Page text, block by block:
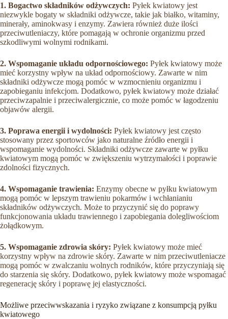
1. Bogactwo składników odżywczych: Pyłek kwiatowy jest
niezwykle bogaty w składniki odżywcze, takie jak białko, witaminy,
minerały, aminokwasy i enzymy. Zawiera również duże ilości
przeciwutleniaczy, które pomagają w ochronie organizmu przed
szkodliwymi wolnymi rodnikami.
2. Wspomaganie układu odpornościowego: Pyłek kwiatowy może
mieć korzystny wpływ na układ odpornościowy. Zawarte w nim
składniki odżywcze mogą pomóc w wzmocnieniu organizmu i
zapobieganiu infekcjom. Dodatkowo, pyłek kwiatowy może działać
przeciwzapalnie i przeciwalergicznie, co może pomóc w łagodzeniu
objawów alergii.
3. Poprawa energii i wydolności: Pyłek kwiatowy jest często
stosowany przez sportowców jako naturalne źródło energii i
wspomaganie wydolności. Składniki odżywcze zawarte w pyłku
kwiatowym mogą pomóc w zwiększeniu wytrzymałości i poprawie
zdolności fizycznych.
4. Wspomaganie trawienia: Enzymy obecne w pyłku kwiatowym
mogą pomóc w lepszym trawieniu pokarmów i wchłanianiu
składników odżywczych. Może to przyczynić się do poprawy
funkcjonowania układu trawiennego i zapobiegania dolegliwościom
żołądkowym.
5. Wspomaganie zdrowia skóry: Pyłek kwiatowy może mieć
korzystny wpływ na zdrowie skóry. Zawarte w nim przeciwutleniacze
mogą pomóc w zwalczaniu wolnych rodników, które przyczyniają się
do starzenia się skóry. Dodatkowo, pyłek kwiatowy może wspomagać
regenerację skóry i poprawę jej elastyczności.
Możliwe przeciwwskazania i ryzyko związane z konsumpcją pyłku
kwiatowego